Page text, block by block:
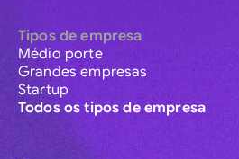
Tipos de empresa
Médio porte
Grandes empresas
Startup
Todos os tipos de empresa